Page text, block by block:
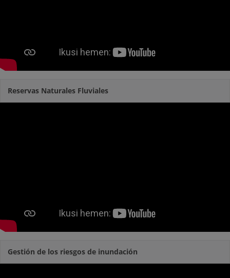
Reservas Naturales Fluviales
Gestión de los riesgos de inundación